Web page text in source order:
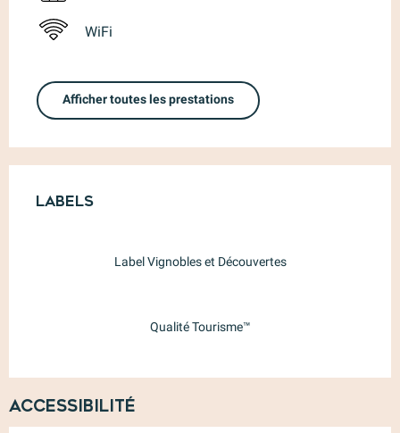
WiFi
Afficher toutes les prestations
Labels
Labels
Label Vignobles et Découvertes
Qualité Tourisme™
Accessibilité